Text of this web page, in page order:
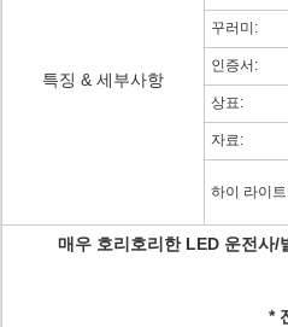
특징 & 세부사항
꾸러미:
인증서:
상표:
자료:
하이 라이
매우 호리호리한 LED 운전사/
*